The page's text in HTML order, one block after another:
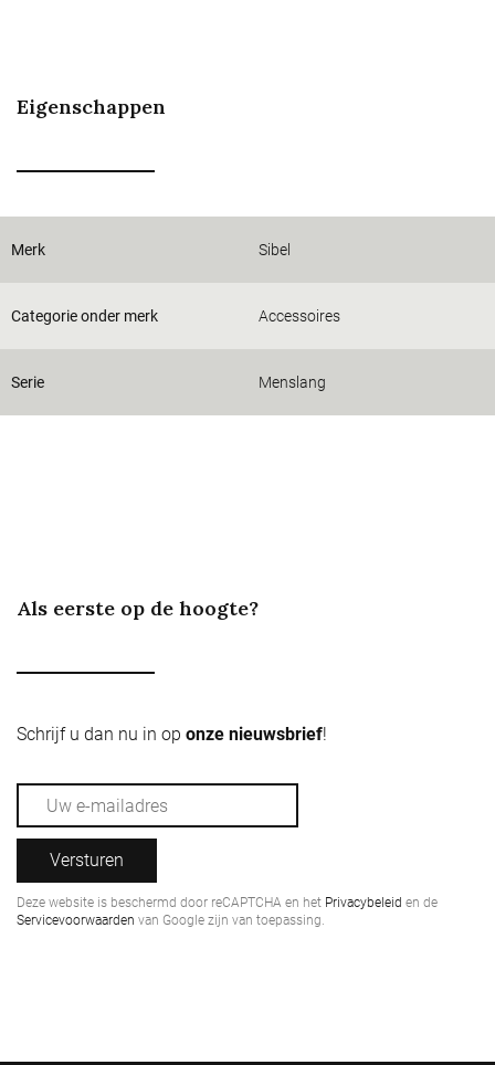
Eigenschappen
Merk Sibel
Categorie onder merk Accessoires
Serie Menslang
Als eerste op de hoogte?
Schrijf u dan nu in op onze nieuwsbrief!
Versturen
Deze website is beschermd door reCAPTCHA en het Privacybeleid en de
Servicevoorwaarden van Google zijn van toepassing.